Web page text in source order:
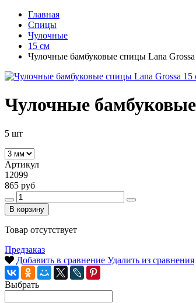
Главная
Спицы
Чулочные
15 см
Чулочные бамбуковые спицы Lana
Чулочные
5 шт
Артикул
12099
865 руб
В корзину
Товар отсутствует
Предзаказ
Добавить в сравнение Удалить из сравнения
Выбрать